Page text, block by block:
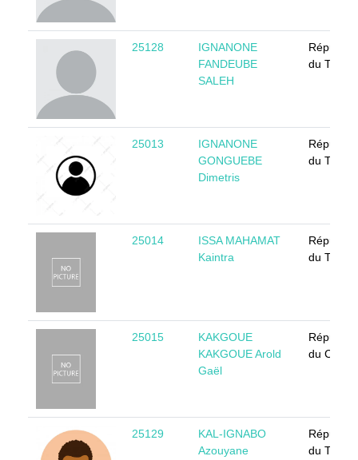
25128
IGNANONE
FANDEUBE
SALEH
du Tchad
25013
IGNANONE
GONGUEBE
Dimetris
du Tchad
25014
ISSA MAHAMAT
Kaintra
du Tchad
25015
KAKGOUE
KAKGOUE Arold
Gaël
du
25129
KAL-IGNABO
Azouyane
du Tchad